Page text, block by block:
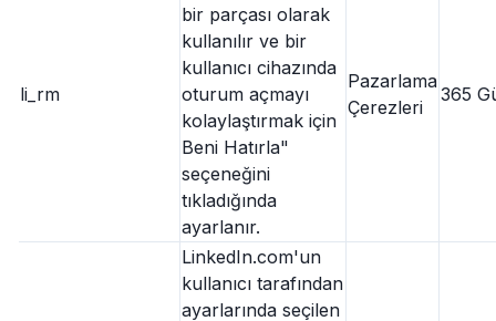
li_rm
bir parçası olarak
kullanılır ve bir
kullanıcı cihazında
oturum açmayı
kolaylaştırmak için
Beni Hatırla"
seçeneğini
tıkladığında
ayarlanır.
Pazarlama
Çerezleri
365
LinkedIn.com'un
kullanıcı tarafından
ayarlarında seçilen